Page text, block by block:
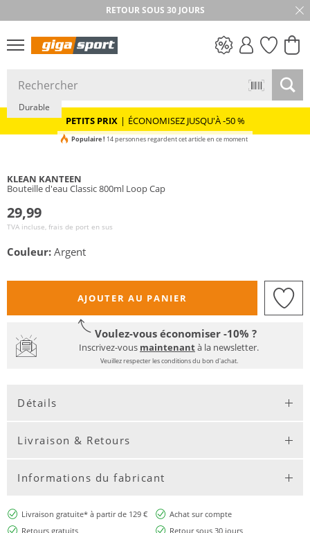
RETOUR SOUS 30 JOURS
PETITS PRIX
PETITS PRIX | ÉCONOMISEZ JUSQU'À -50 %
Durable
Populaire ! 14 personnes regardent cet article en ce moment
KLEAN KANTEEN
Bouteille d'eau Classic 800ml Loop Cap
29,99
TVA incluse, frais de port en sus
Couleur: Argent
AJOUTER AU PANIER
Voulez-vous économiser -10% ?
Inscrivez-vous maintenantà la newsletter.
Veuillez respecter les conditions du bon d'achat.
Détails
Livraison & Retours
Informations du fabricant
Livraison gratuite* à partir de 129 €
Achat sur compte
Retours gratuits
Retour sous 30 jours